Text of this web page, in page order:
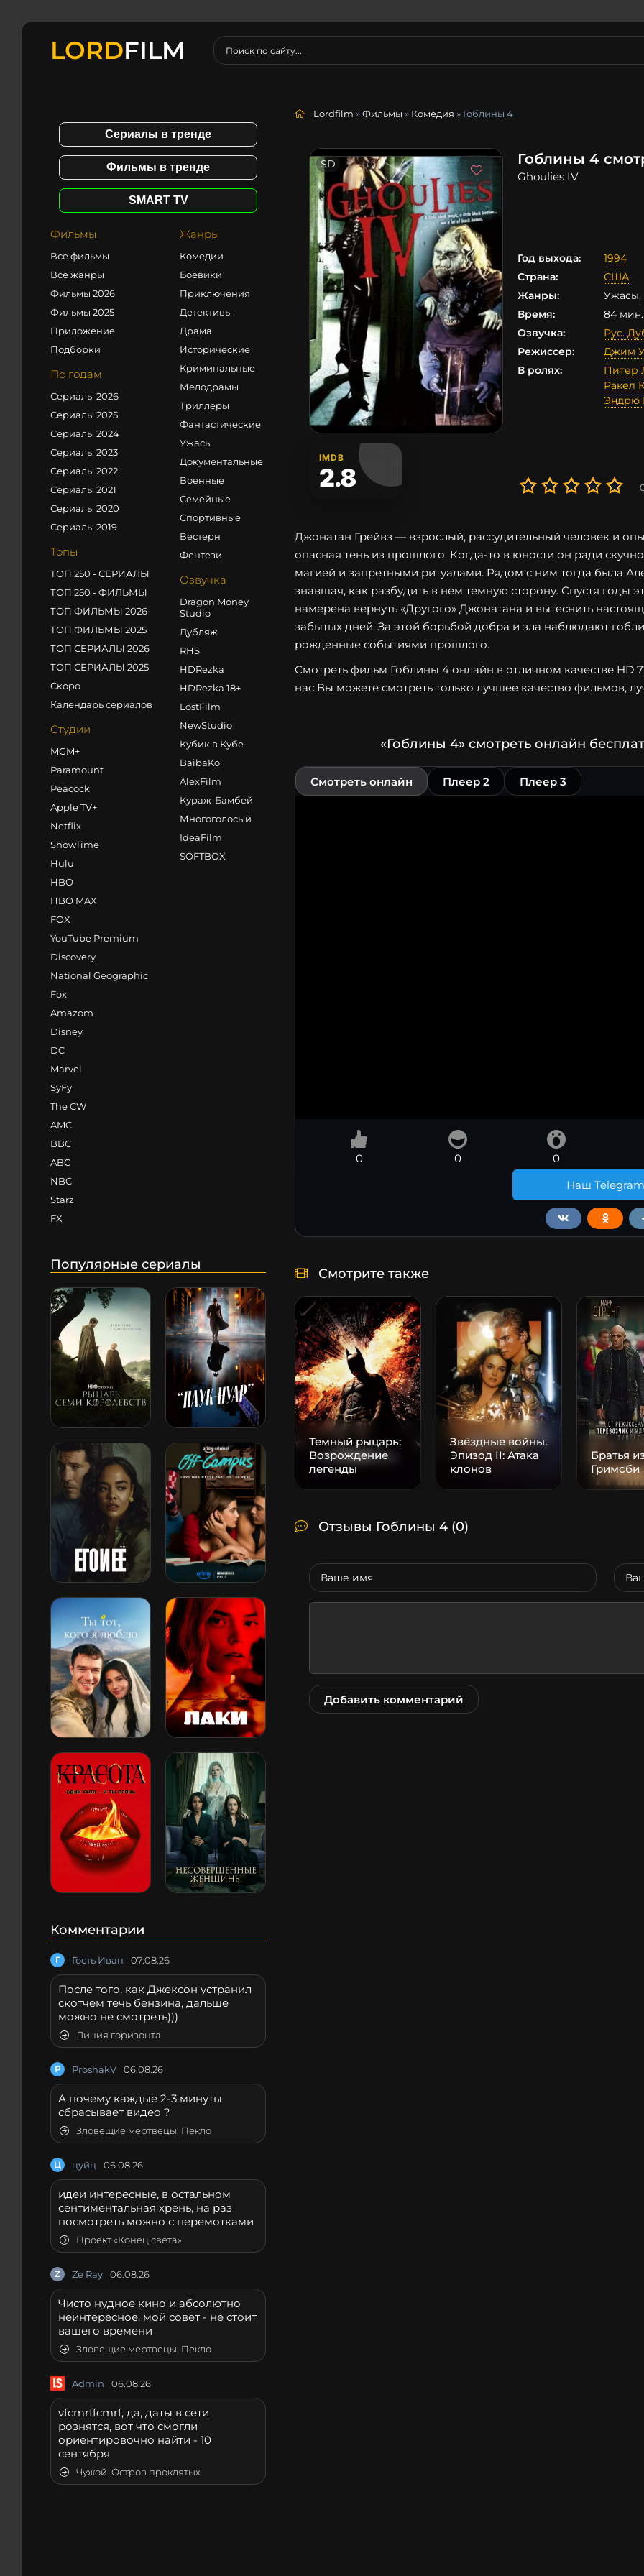
LORDFILM
Сериалы в тренде
Фильмы в тренде
SMART TV
Фильмы
Все фильмы
Все жанры
Фильмы 2026
Фильмы 2025
Приложение
Подборки
По годам
Сериалы 2026
Сериалы 2025
Сериалы 2024
Сериалы 2023
Сериалы 2022
Сериалы 2021
Сериалы 2020
Сериалы 2019
Топы
ТОП 250 - СЕРИАЛЫ
ТОП 250 - ФИЛЬМЫ
ТОП ФИЛЬМЫ 2026
ТОП ФИЛЬМЫ 2025
ТОП СЕРИАЛЫ 2026
ТОП СЕРИАЛЫ 2025
Скоро
Календарь сериалов
Студии
MGM+
Paramount
Peacock
Apple TV+
Netflix
ShowTime
Hulu
HBO
HBO MAX
FOX
YouTube Premium
Discovery
National Geographic
Fox
Amazom
Disney
DC
Marvel
SyFy
The CW
AMC
BBC
ABC
NBC
Starz
FX
Жанры
Комедии
Боевики
Приключения
Детективы
Драма
Исторические
Криминальные
Мелодрамы
Триллеры
Фантастические
Ужасы
Документальные
Военные
Семейные
Спортивные
Вестерн
Фентези
Озвучка
Dragon Money
Studio
Дубляж
RHS
HDRezka
HDRezka 18+
LostFilm
NewStudio
Кубик в Кубе
BaibaKo
AlexFilm
Кураж-Бамбей
Многоголосый
IdeaFilm
SOFTBOX
Популярные сериалы
Комментарии
Г Гость Иван 07.08.26
После того, как Джексон устранил
скотчем течь бензина, дальше
можно не смотреть)))
Линия горизонта
P ProshakV 06.08.26
А почему каждые 2-3 минуты
сбрасывает видео ?
Зловещие мертвецы: Пекло
Ц цуйц 06.08.26
идеи интересные, в остальном
сентиментальная хрень, на раз
посмотреть можно с перемотками
Проект «Конец света»
Z Ze Ray 06.08.26
Чисто нудное кино и абсолютно
неинтересное, мой совет - не стоит
вашего времени
Зловещие мертвецы: Пекло
Admin 06.08.26
vfcmrffcmrf, да, даты в сети
рознятся, вот что смогли
ориентировочно найти - 10
сентября
Чужой. Остров проклятых
Lordfilm »Фильмы » Комедия » Гоблины 4
SD
IMDB
2.8
Гоблины 4
Ghoulies IV
Год выхода:
1994
Страна:
США
Жанры:
Ужасы,
Время:
84 мин.
Озвучка:
Рус.
Режиссер:
Джим
В ролях:
Питер
Ракел
Эндрю
Джонатан Грейвз — взрослый, рассудительный человек и
опасная тень из прошлого. Когда-то в юности он ради
магией и запретными ритуалами. Рядом с ним тогда была
знавшая, как разбудить в нем темную сторону. Спустя годы
намерена вернуть «Другого» Джонатана и вытеснить
забытых дней. За этой борьбой добра и зла наблюдают
рожденные событиями прошлого.
Смотреть фильм Гоблины 4 онлайн в отличном качестве HD
нас Вы можете смотреть только лучшее качество фильмов,
«Гоблины 4» смотреть онлайн
Смотреть онлайн Плеер 2 Плеер 3
0 0 0
Наш Telegram
Смотрите также
Темный рыцарь:
Возрождение
легенды
Звёздные войны.
Эпизод II: Атака
клонов
Братья
Гримсби
Отзывы Гоблины 4 (0)
Добавить комментарий